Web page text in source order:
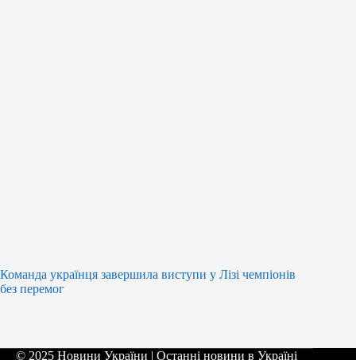
Команда українця завершила виступи у Лізі чемпіонів
без перемог
© 2025 Новини України | Останні новини в Україні